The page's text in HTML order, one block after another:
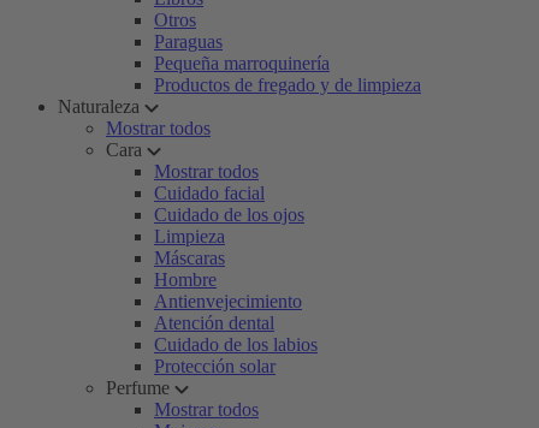
Otros
Paraguas
Pequeña marroquinería
Productos de fregado y de limpieza
Naturaleza
Mostrar todos
Cara
Mostrar todos
Cuidado facial
Cuidado de los ojos
Limpieza
Máscaras
Hombre
Antienvejecimiento
Atención dental
Cuidado de los labios
Protección solar
Perfume
Mostrar todos